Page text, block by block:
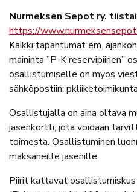
Nurmeksen Sepot ry.
https://
Kaikki tapahtumat em.
maininta ”P-K reservipiirien”
osallistumiselle on myös
sähköpostiin:
Osallistujalla on aina oltava
jäsenkortti, jota voidaan
toimesta. Osallistuminen
maksaneille jäsenille.
Piirit kattavat